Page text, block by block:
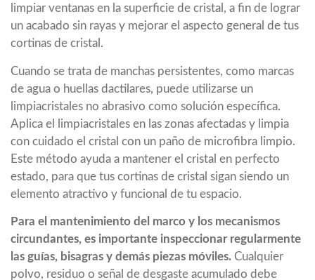
limpiar ventanas en la superficie de cristal, a fin de lograr
un acabado sin rayas y mejorar el aspecto general de tus
cortinas de cristal.
Cuando se trata de manchas persistentes, como marcas
de agua o huellas dactilares, puede utilizarse un
limpiacristales no abrasivo como solución específica.
Aplica el limpiacristales en las zonas afectadas y limpia
con cuidado el cristal con un paño de microfibra limpio.
Este método ayuda a mantener el cristal en perfecto
estado, para que tus cortinas de cristal sigan siendo un
elemento atractivo y funcional de tu espacio.
Para el mantenimiento del marco y los mecanismos
circundantes, es importante inspeccionar regularmente
las guías, bisagras y demás piezas móviles. Cualquier
polvo, residuo o señal de desgaste acumulado debe